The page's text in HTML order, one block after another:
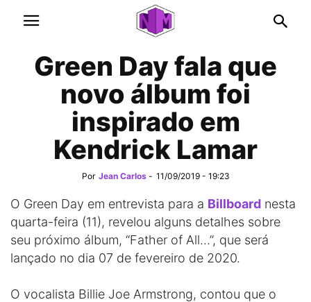
Green Day fala que
novo álbum foi
inspirado em
Kendrick Lamar
Por Jean Carlos - 11/09/2019 - 19:23
O Green Day em entrevista para a Billboard nesta
quarta-feira (11), revelou alguns detalhes sobre
seu próximo álbum, “Father of All…”, que será
lançado no dia 07 de fevereiro de 2020.
O vocalista Billie Joe Armstrong, contou que o